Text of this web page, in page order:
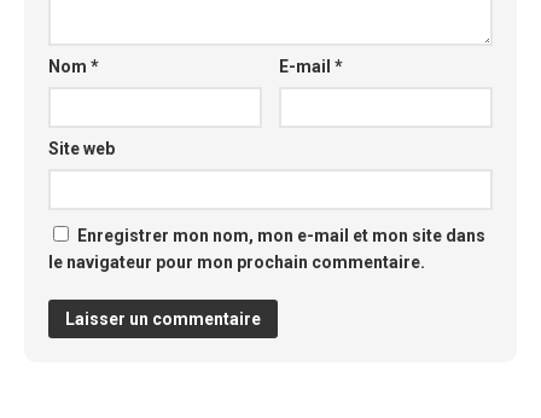
Nom * E-mail*
Site web
Enregistrer mon nom, mon e-mail et mon site dans
le navigateur pour mon prochain commentaire.